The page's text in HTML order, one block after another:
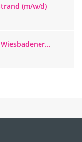
(m/w/d)